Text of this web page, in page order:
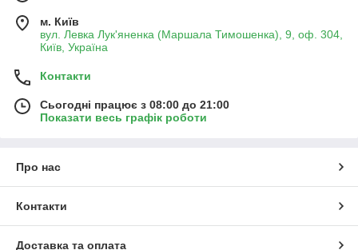
м. Київ
вул. Левка Лук'яненка (Маршала Тимошенка), 9, оф. 304,
Київ, Україна
Контакти
Сьогодні працює з 08:00 до 21:00
Показати весь графік роботи
Про нас
Контакти
Доставка та оплата